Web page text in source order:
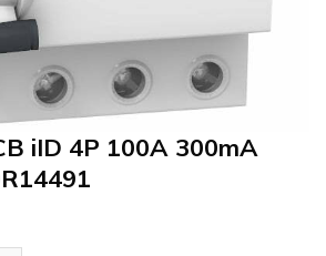
iID 4P 100A 300mA